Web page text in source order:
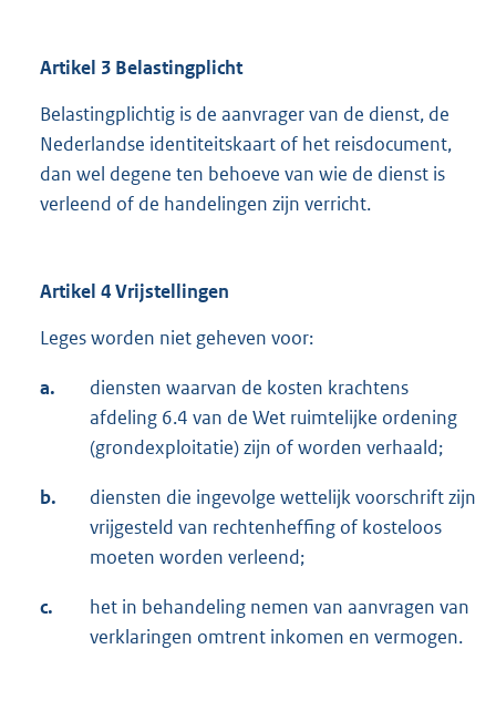
Artikel 3 Belastingplicht
Belastingplichtig is de aanvrager van de dienst, de
Nederlandse identiteitskaart of het reisdocument,
dan wel degene ten behoeve van wie de dienst is
verleend of de handelingen zijn verricht.
Artikel 4 Vrijstellingen
Leges worden niet geheven voor:
a.
diensten waarvan de kosten krachtens
afdeling 6.4 van de Wet ruimtelijke ordening
(grondexploitatie) zijn of worden verhaald;
b.
diensten die ingevolge wettelijk voorschrift zijn
vrijgesteld van rechtenheffing of kosteloos
moeten worden verleend;
c.
het in behandeling nemen van aanvragen van
verklaringen omtrent inkomen en vermogen.